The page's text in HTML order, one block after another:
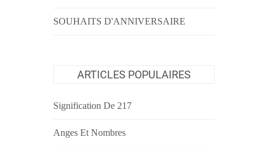
SOUHAITS D'ANNIVERSAIRE
ARTICLES POPULAIRES
Signification De 217
Anges Et Nombres